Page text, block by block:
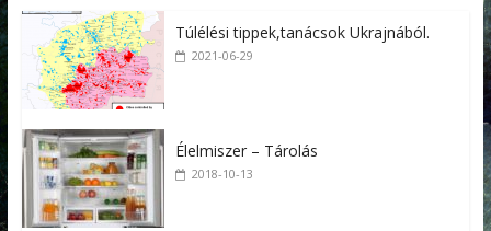
Túlélési tippek,tanácsok Ukrajnából.
2021-06-29
Élelmiszer – Tárolás
2018-10-13